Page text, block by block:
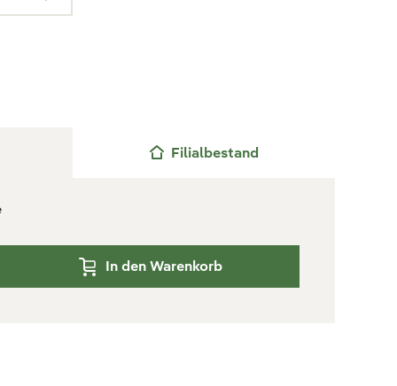
Filialbestand
In den Warenkorb